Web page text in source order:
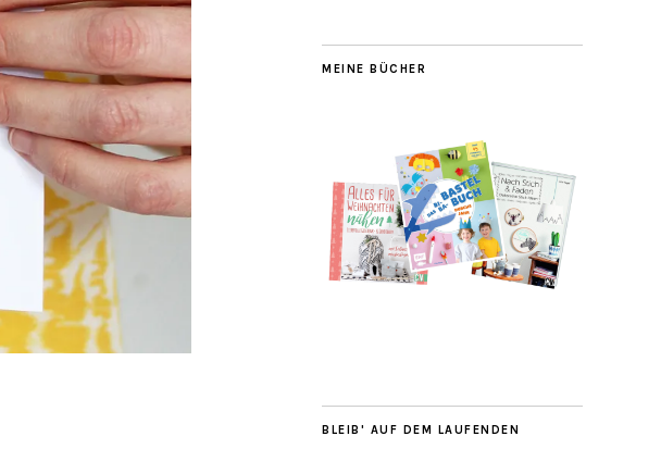
MEINE BÜCHER
BLEIB' AUF DEM LAUFENDEN